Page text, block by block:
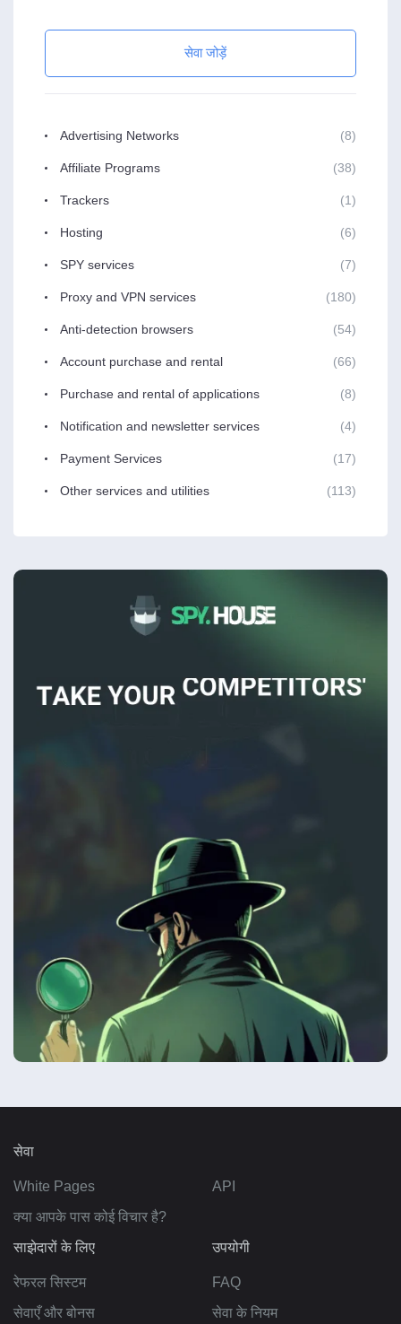
सेवा जोड़ें
Advertising Networks (8)
Affiliate Programs (38)
Trackers (1)
Hosting (6)
SPY services (7)
Proxy and VPN services (180)
Anti-detection browsers (54)
Account purchase and rental (66)
Purchase and rental of applications (8)
Notification and newsletter services (4)
Payment Services (17)
Other services and utilities (113)
सेवा
White Pages
API
क्या आपके पास कोई विचार है?
साझेदारों के लिए
रेफरल सिस्टम
सेवाएँ और बोनस
उपयोगी
FAQ
सेवा के नियम